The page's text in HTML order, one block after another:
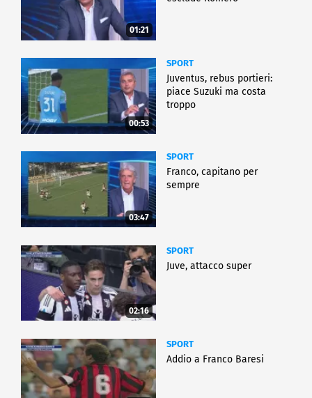
01:21
00:53
SPORT
Juventus, rebus portieri:
piace Suzuki ma costa
troppo
03:47
SPORT
Franco, capitano per
sempre
02:16
SPORT
Juve, attacco super
SPORT
Addio a Franco Baresi